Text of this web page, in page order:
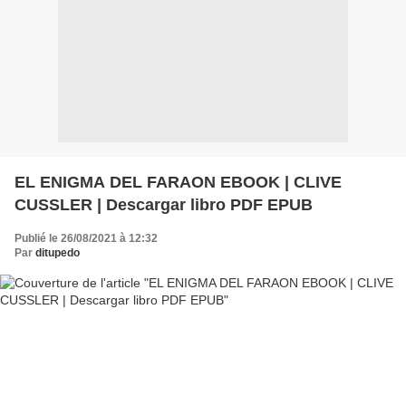
EL ENIGMA DEL FARAON EBOOK | CLIVE
CUSSLER | Descargar libro PDF EPUB
Publié le 26/08/2021 à 12:32
Par ditupedo